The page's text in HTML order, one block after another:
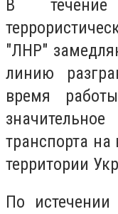
В течение
"ЛНР"
линию
время
транспорта
территории
По истечении